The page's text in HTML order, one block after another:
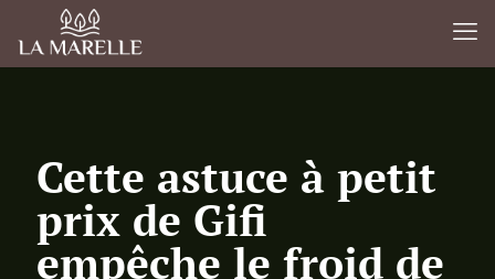
Cette astuce à petit
prix de Gifi
empêche le froid de